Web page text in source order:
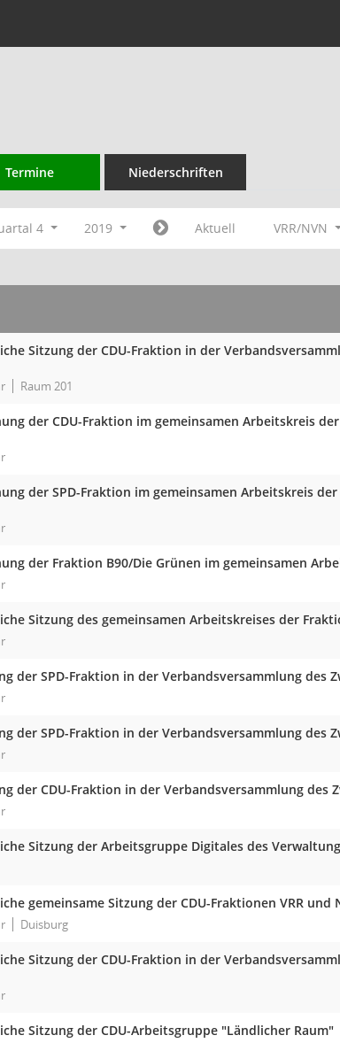
Termine Niederschriften
4 2019 Aktuell VRR/NVN
Sitzung der CDU-Fraktion in der
Raum 201
der CDU-Fraktion im gemeinsamen Arbeitskreis
der SPD-Fraktion im gemeinsamen Arbeitskreis der
der Fraktion B90/Die Grünen im gemeinsamen
Sitzung des gemeinsamen Arbeitskreises der
der SPD-Fraktion in der Verbandsversammlung des
der SPD-Fraktion in der Verbandsversammlung des
der CDU-Fraktion in der Verbandsversammlung des
Sitzung der Arbeitsgruppe Digitales des
gemeinsame Sitzung der CDU-Fraktionen VRR und
Duisburg
Sitzung der CDU-Fraktion in der
Sitzung der CDU-Arbeitsgruppe "Ländlicher Raum"